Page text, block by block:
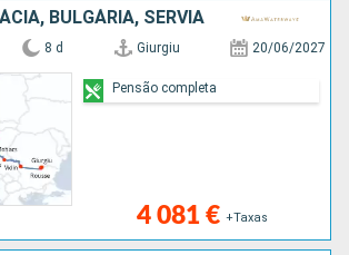
BULGÁRIA, SÉRVIA
8 d Giurgiu 20/06/2027
4 081 € +Taxas
Pensão completa